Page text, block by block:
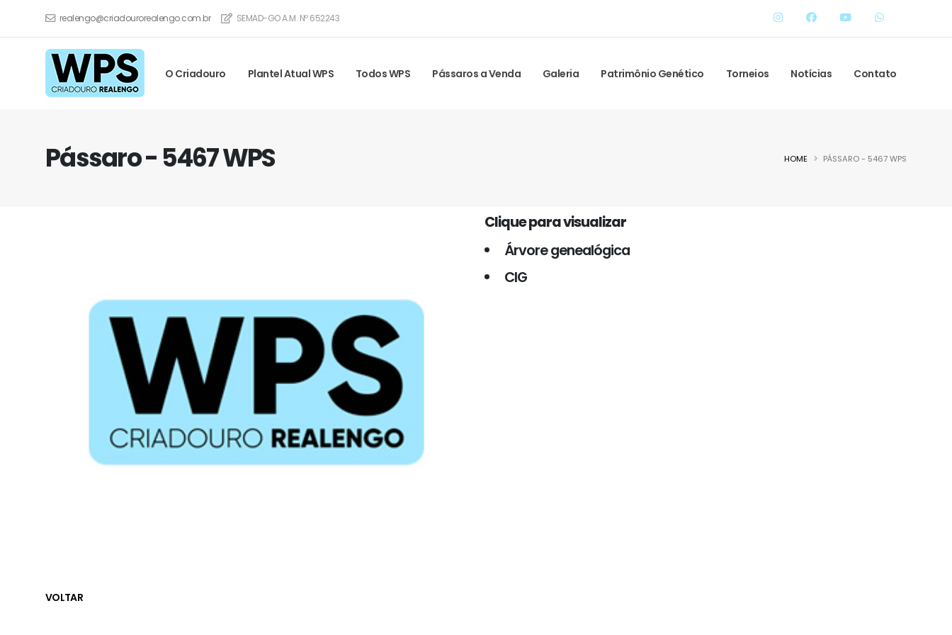
realengo@criadourorealengo.com.br SEMAD-GO A.M. Nº 652243
O Criadouro Plantel Atual WPS Todos WPS Pássaros a Venda Galeria Patrimônio Genético Torneios Notícias Contato
Pássaro - 5467 WPS HOME PÁSSARO - 5467 WPS
Clique para visualizar
Árvore genealógica
CIG
VOLTAR